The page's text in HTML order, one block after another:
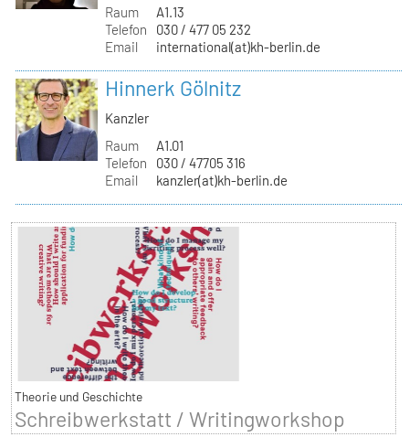
Raum
A1.13
Telefon
030 / 477 05 232
Email
international(at)kh-berlin.de
Hinnerk Gölnitz
Kanzler
Raum
A1.01
Telefon
030 / 47705 316
Email
kanzler(at)kh-berlin.de
Theorie und Geschichte
Schreibwerkstatt / Writingworkshop